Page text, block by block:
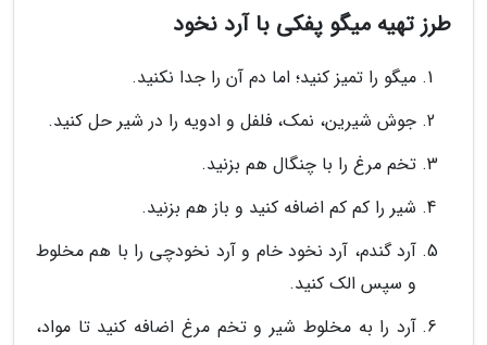
طرز تهیه میگو پفکی با آرد نخود
میگو را تمیز کنید؛ اما دم آن را جدا نکنید.
جوش شیرین، نمک، فلفل و ادویه را در شیر حل کنید.
تخم مرغ را با چنگال هم بزنید.
شیر را کم کم اضافه کنید و باز هم بزنید.
آرد گندم، آرد نخود خام و آرد نخودچی را با هم مخلوط
و سپس الک کنید.
آرد را به مخلوط شیر و تخم مرغ اضافه کنید تا مواد،